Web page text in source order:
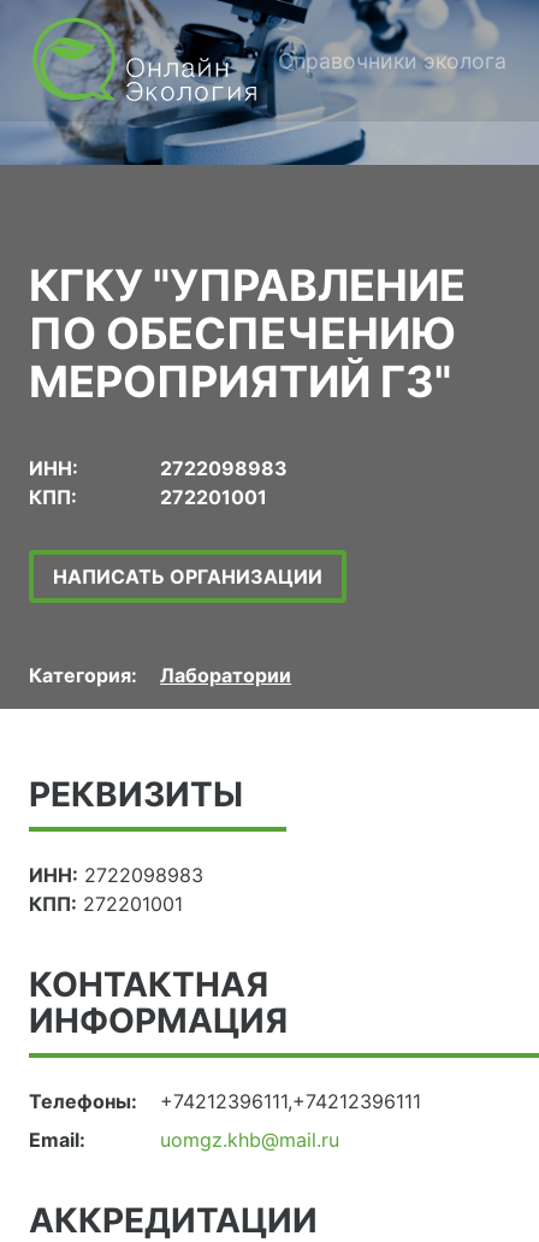
Справочники эколога
КГКУ "УПРАВЛЕНИЕ
ПО ОБЕСПЕЧЕНИЮ
МЕРОПРИЯТИЙ ГЗ"
ИНН:
2722098983
КПП:
272201001
НАПИСАТЬ ОРГАНИЗАЦИИ
Категория: Лаборатории
РЕКВИЗИТЫ
ИНН: 2722098983
КПП: 272201001
КОНТАКТНАЯ
ИНФОРМАЦИЯ
Телефоны:
+74212396111,+74212396111
Email:
uomgz.khb@mail.ru
АККРЕДИТАЦИИ